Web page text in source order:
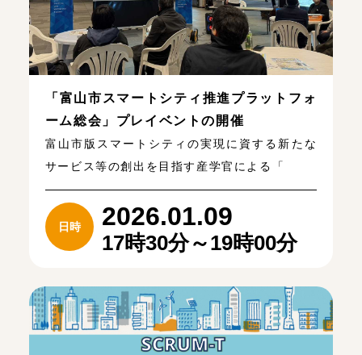
「富山市スマートシティ推進プラットフォ
ーム総会」プレイベントの開催
富山市版スマートシティの実現に資する新たな
サービス等の創出を目指す産学官による「
日時 2026.01.09
17時30分～19時00分